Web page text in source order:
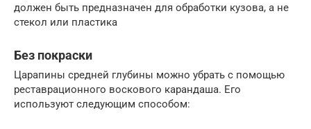
должен быть предназначен для обработки кузова, а не
стекол или пластика
Без покраски
Царапины средней глубины можно убрать с помощью
реставрационного воскового карандаша. Его
используют следующим способом: